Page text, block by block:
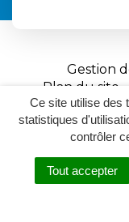
Ce site utilise des
statistiques
contrôler
Tout accepter
Gestion
Plan du site